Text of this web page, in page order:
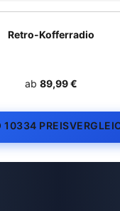
Retro-Kofferradio
ab 89,99 €
10334